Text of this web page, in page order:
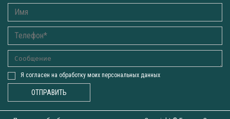
Я согласен на обработку моих персональных данных
ОТПРАВИТЬ